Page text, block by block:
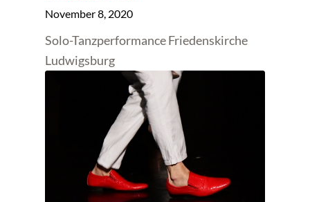
November 8, 2020
Solo-Tanzperformance Friedenskirche
Ludwigsburg